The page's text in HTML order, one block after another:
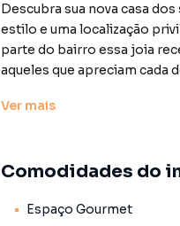
Descubra sua nova casa
estilo e uma localização
parte do bairro essa joia
aqueles que apreciam cada
ventilação cruzada que
canto deste imóvel foi
sua nova cobertura na
Ver mais
Comodidades do
Espaço Gourmet